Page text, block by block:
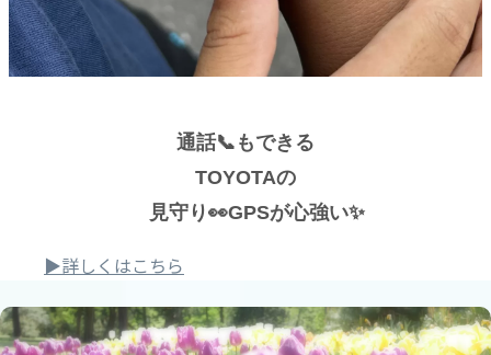
通話📞もできる
TOYOTAの
見守り👀GPSが心強い✨
▶詳しくはこちら